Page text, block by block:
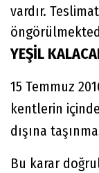
vardır.
YEŞİL
15 Temmuz
kentlerin
dışına
Bu karar